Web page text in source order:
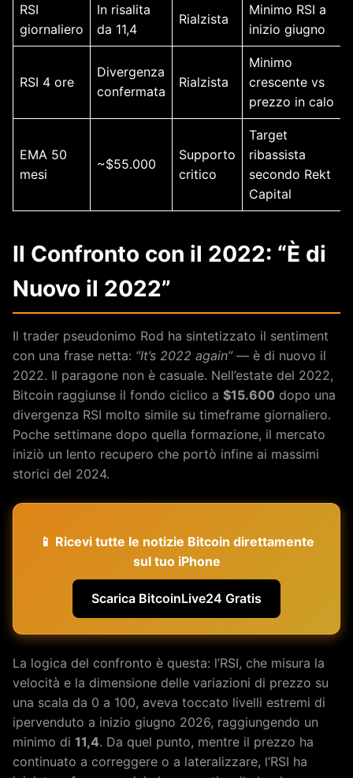
RSI
giornaliero
In risalita
da 11,4
Rialzista
Minimo RSI a
inizio giugno
RSI 4 ore
Divergenza
confermata
Rialzista
Minimo
crescente vs
prezzo in calo
EMA 50
mesi
~$55.000
Supporto
critico
Target
ribassista
secondo Rekt
Capital
Il Confronto con il 2022: “È di
Nuovo il 2022”
Il trader pseudonimo Rod ha sintetizzato il sentiment
con una frase netta: “It’s 2022 again”— è di nuovo il
2022. Il paragone non è casuale. Nell’estate del 2022,
Bitcoin raggiunse il fondo ciclico a $15.600 dopo una
divergenza RSI molto simile su timeframe giornaliero.
Poche settimane dopo quella formazione, il mercato
iniziò un lento recupero che portò infine ai massimi
storici del 2024.
📱 Ricevi tutte le notizie Bitcoin direttamente
sul tuo iPhone
Scarica BitcoinLive24 Gratis
La logica del confronto è questa: l’RSI, che misura la
velocità e la dimensione delle variazioni di prezzo su
una scala da 0 a 100, aveva toccato livelli estremi di
ipervenduto a inizio giugno 2026, raggiungendo un
minimo di 11,4. Da quel punto, mentre il prezzo ha
continuato a correggere o a lateralizzare, l’RSI ha